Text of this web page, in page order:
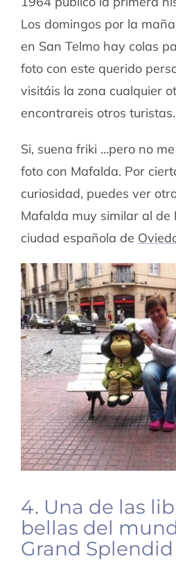
Los domingos por la
en San Telmo hay colas
foto con este querido
visitáis la zona cualquier
encontrareis otros turistas.
Si, suena friki …pero no
foto con Mafalda. Por
curiosidad, puedes ver
Mafalda muy similar al de
ciudad española de
4. Una de las
bellas del
Grand Splendid